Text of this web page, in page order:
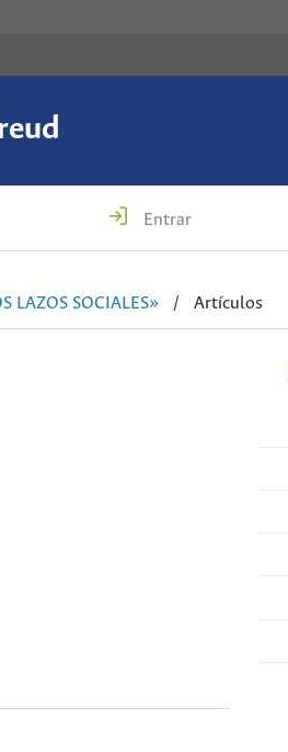
Entrar
LAZOS SOCIALES»
/ Artículos